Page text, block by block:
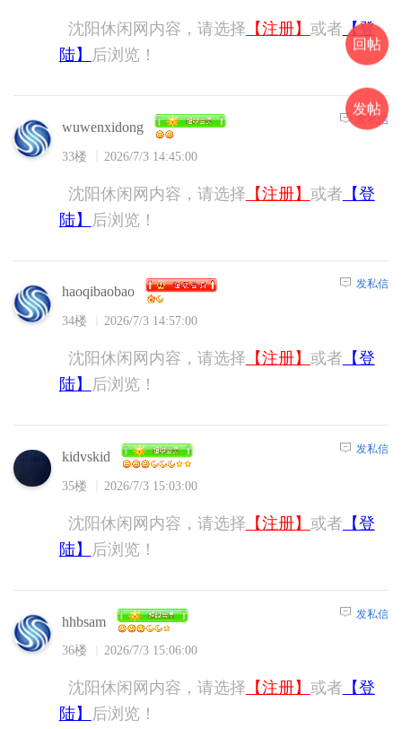
沈阳休闲网内容，请选择 【注册】 或者 【登
陆】
后浏览！
wuwenxidong
33楼 2026/7/3 14:45:00
发私信
沈阳休闲网内容，请选择 【注册】 或者 【登
陆】
后浏览！
haoqibaobao
34楼 2026/7/3 14:57:00
发私信
沈阳休闲网内容，请选择 【注册】 或者 【登
陆】
后浏览！
kidvskid
35楼 2026/7/3 15:03:00
发私信
沈阳休闲网内容，请选择 【注册】 或者 【登
陆】
后浏览！
hhbsam
36楼 2026/7/3 15:06:00
发私信
沈阳休闲网内容，请选择 【注册】 或者 【登
陆】
后浏览！
回帖
发帖